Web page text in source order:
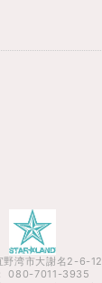
野湾市大謝名2-6-12
080-7011-3935